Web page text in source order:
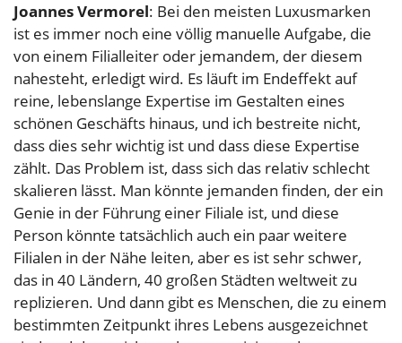
Joannes Vermorel: Bei den meisten Luxusmarken
ist es immer noch eine völlig manuelle Aufgabe, die
von einem Filialleiter oder jemandem, der diesem
nahesteht, erledigt wird. Es läuft im Endeffekt auf
reine, lebenslange Expertise im Gestalten eines
schönen Geschäfts hinaus, und ich bestreite nicht,
dass dies sehr wichtig ist und dass diese Expertise
zählt. Das Problem ist, dass sich das relativ schlecht
skalieren lässt. Man könnte jemanden finden, der ein
Genie in der Führung einer Filiale ist, und diese
Person könnte tatsächlich auch ein paar weitere
Filialen in der Nähe leiten, aber es ist sehr schwer,
das in 40 Ländern, 40 großen Städten weltweit zu
replizieren. Und dann gibt es Menschen, die zu einem
bestimmten Zeitpunkt ihres Lebens ausgezeichnet